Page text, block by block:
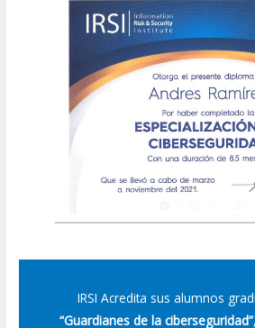
IRSI Acredita sus alumnos
“Guardianes de la ciberseguridad”